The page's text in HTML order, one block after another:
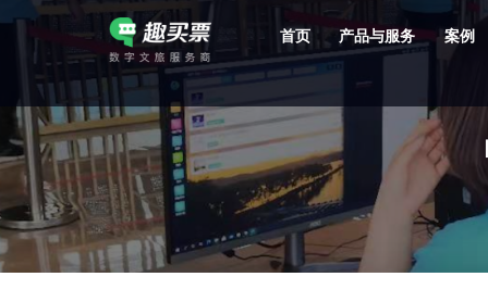
首页 产品与服务 案例